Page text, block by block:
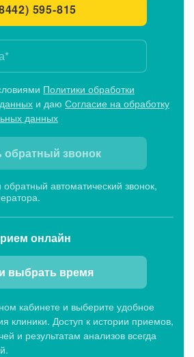
595-815
Политики обработки
и даю Согласие на обработку
данных
обратный звонок
автоматический звонок,
онлайн
выбрать время
кабинете и выберите удобное
клиники. Доступ к истории приемов,
и результатам анализов всегда